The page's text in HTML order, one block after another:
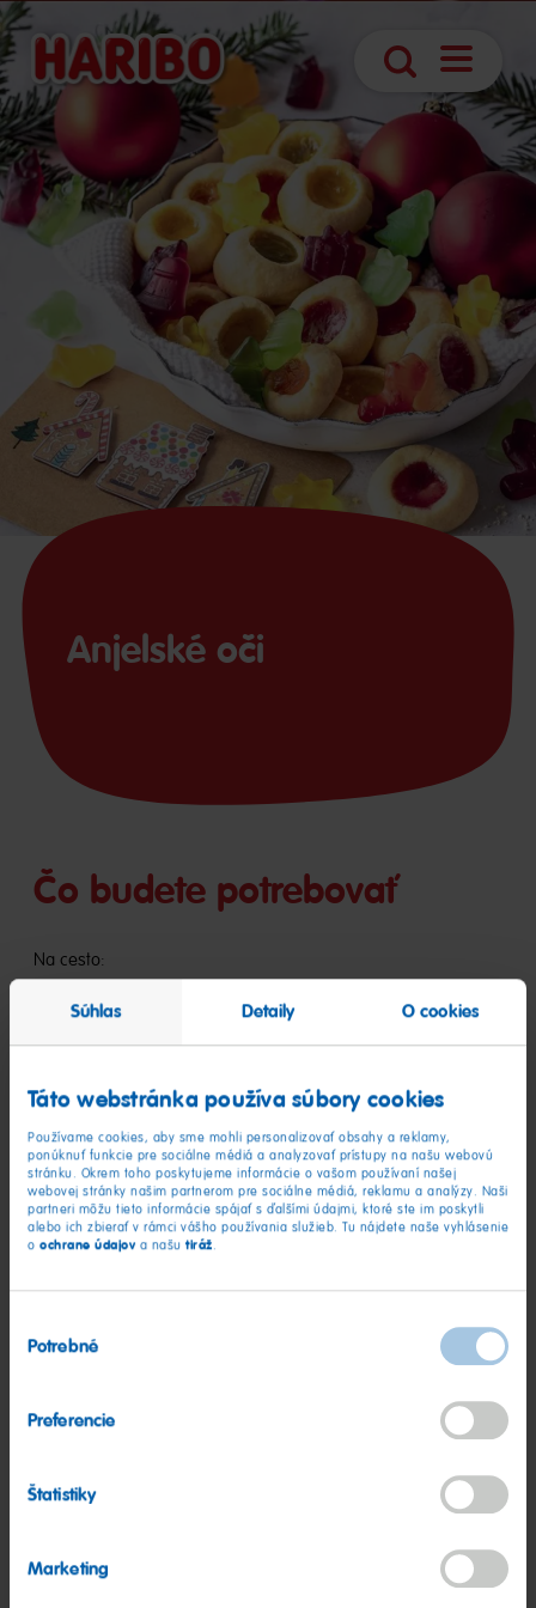
Súhlas Detaily O cookies
Táto webstránka používa súbory cookies
Používame cookies, aby sme mohli personalizovať obsahy a reklamy,
ponúknuť funkcie pre sociálne médiá a analyzovať prístupy na našu webovú
stránku. Okrem toho poskytujeme informácie o vašom používaní našej
webovej stránky našim partnerom pre sociálne médiá, reklamu a analýzy. Naši
partneri môžu tieto informácie spájať s ďalšími údajmi, ktoré ste im poskytli
alebo ich zbierať v rámci vášho používania služieb. Tu nájdete naše vyhlásenie
o ochrane údajov a našu tiráž.
súhlasu
Potrebné
Preferencie
Štatistiky
Marketing
HľadanieOtvoriť
navigáciu
Anjelské oči
Čo budete potrebovať
Na cesto:
• 100 g múky
• 40 g práškového cukru
• 50 g mletých mandlí
• 1 žĺtok
Na náplň:
• Ovocné želatinové cukrovinky HARIBO (použite len tie bez
bielej peny)
Postup
1. Príprava cesta: V miske zmiešajte múku, práškový cukor,
mleté mandle, soľ, žĺtok a maslo. Všetko vymiesite do
hodiny chladnúť v chladničke, kým cesto nestuhne.
ohrev. Plech vyložte papierom na pečenie.